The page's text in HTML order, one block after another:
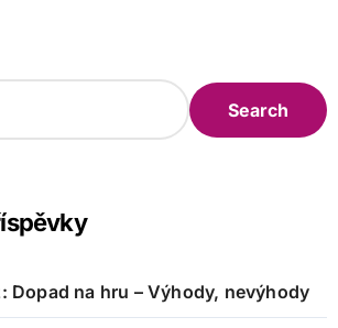
Dopad na hru – Výhody, nevýhody